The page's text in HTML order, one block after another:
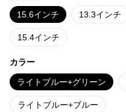
15.6インチ 13.3インチ
15.4インチ
カラー
ライトブルー+グリーン
ライトブルー+ブルー